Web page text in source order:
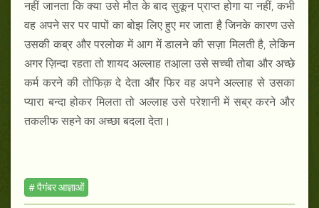
नहीं जानता कि क्या उसे मौत के बाद सुकून प्राप्त होगा या नहीं, कभी
वह अपने सर पर पापों का बोझ लिए हुए मर जाता है जिनके कारण उसे
उसकी कब्र और परलोक में आग में डालने की सज़ा मिलती है, लेकिन
अगर ज़िन्दा रहता तो शायद अल्लाह तआ़ला उसे सच्ची तोबा और अच्छे
कर्म करने की तोफिक़ दे देता और फिर वह अपने अल्लाह से उसका
प्यारा बन्दा होकर मिलता तो अल्लाह उसे परेशानी में सब्र करने और
तकलीफ सहने का अच्छा बदला देता।
# पैगंबर आज्ञाओं